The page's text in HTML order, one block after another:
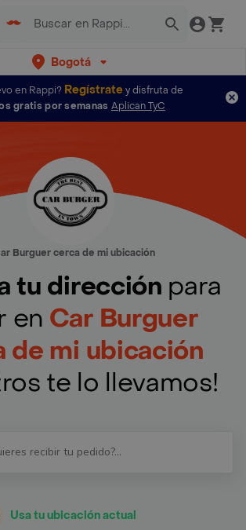
Bogotá
en Rappi? Regístratey disfruta de
gratis por semanas Aplican TyC
Burguer cerca de mi ubicación
tu dirección para
en Car Burguer
de mi ubicación
te lo llevamos!
Usa tu ubicación actual